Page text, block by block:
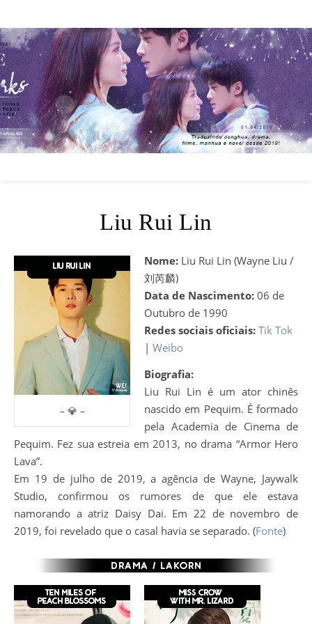
Liu Rui Lin
– 💎 –
Nome: Liu Rui Lin (Wayne Liu /
刘芮麟)
Data de Nascimento: 06 de
Outubro de 1990
Redes sociais oficiais: Tik Tok
| Weibo
Biografia:
Liu Rui Lin é um ator chinês
nascido em Pequim. É formado
pela Academia de Cinema de
Pequim. Fez sua estreia em 2013, no drama “Armor Hero
Lava”.
Em 19 de julho de 2019, a agência de Wayne, Jaywalk
Studio, confirmou os rumores de que ele estava
namorando a atriz Daisy Dai. Em 22 de novembro de
2019, foi revelado que o casal havia se separado. (Fonte)